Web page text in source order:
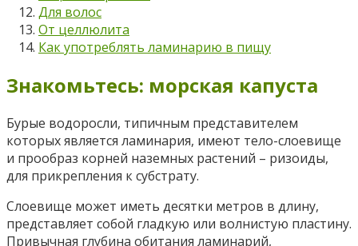
Для волос
От целлюлита
Как употреблять ламинарию в пищу
Знакомьтесь: морская капуста
Бурые водоросли, типичным представителем
которых является ламинария, имеют тело-слоевище
и прообраз корней наземных растений – ризоиды,
для прикрепления к субстрату.
Слоевище может иметь десятки метров в длину,
представляет собой гладкую или волнистую пластину.
Привычная глубина обитания ламинарий,